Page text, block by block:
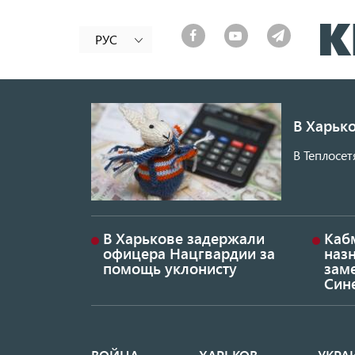
РУС
В
В
В Харькове задержали
офицера Нацгвардии за
помощь уклонисту